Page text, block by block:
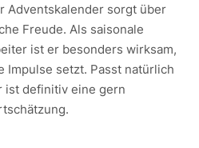
Adventskalender sorgt über
Freude. Als saisonale
ist er besonders wirksam,
Impulse setzt. Passt natürlich
ist definitiv eine gern